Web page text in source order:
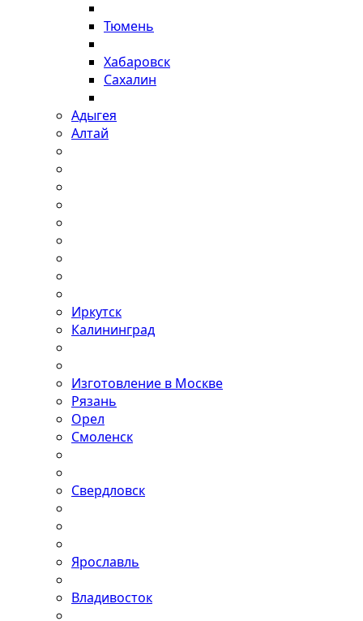
Тюмень
Хабаровск
Сахалин
Адыгея
Алтай
Иркутск
Калининград
Изготовление в Москве
Рязань
Орел
Смоленск
Свердловск
Ярославль
Владивосток